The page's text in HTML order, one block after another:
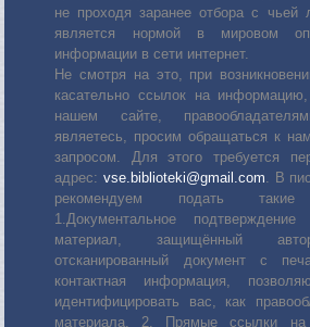
не проходя заранее отбора с чьей
является нормой в мировом
информации в сети интернет.
Не смотря на это, при
касательно ссылок на
нашем сайте,
являетесь, просим обращаться к
запросом. Для этого требуется
адрес: vse.biblioteki@gmail.com . В
рекомендуем подать
1.Документальное
материал, защищённый
отсканированный документ с
контактная информация,
идентифицировать вас, как
материала. 2. Прямые ссылки на